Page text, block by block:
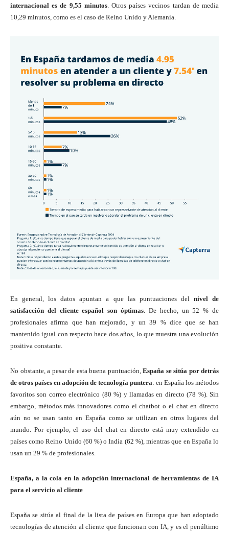
internacional es de 9,55 minutos. Otros países vecinos tardan de media
10,29 minutos, como es el caso de Reino Unido y Alemania.
En general, los datos apuntan a que las puntuaciones del nivel de
satisfacción del cliente español son óptimas . De hecho, un 52 % de
profesionales afirma que han mejorado, y un 39 % dice que se han
mantenido igual con respecto hace dos años, lo que muestra una evolución
positiva constante.
No obstante, a pesar de esta buena puntuación, España se sitúa por detrás
de otros países en adopción de tecnología puntera: en España los métodos
favoritos son correo electrónico (80 %) y llamadas en directo (78 %). Sin
embargo, métodos más innovadores como el chatbot o el chat en directo
aún no se usan tanto en España como se utilizan en otros lugares del
mundo. Por ejemplo, el uso del chat en directo está muy extendido en
países como Reino Unido (60 %) o India (62 %), mientras que en España lo
usan un 29 % de profesionales.
España, a la cola en la adopción internacional de herramientas de IA
para el servicio al cliente
España se sitúa al final de la lista de países en Europa que han adoptado
tecnologías de atención al cliente que funcionan con IA, y es el penúltimo